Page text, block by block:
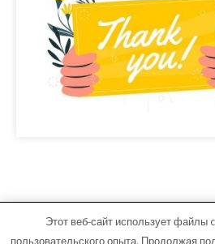
ika-stroy.ru - Работает
Этот веб-сайт использует файлы
пользовательского опыта. Продолжая